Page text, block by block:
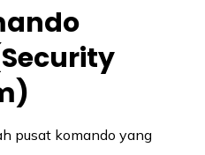
pusat komando yang